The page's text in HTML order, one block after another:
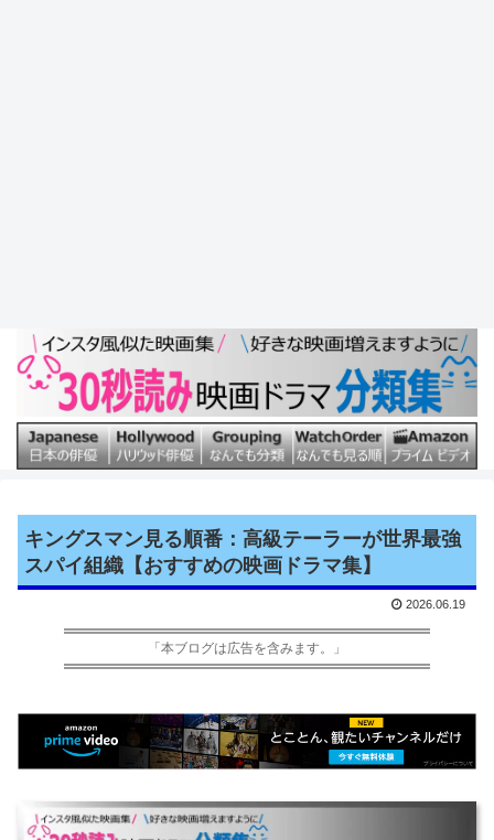
キングスマン見る順番：高級テーラーが世界最強
スパイ組織【おすすめの映画ドラマ集】
2026.06.19
「本ブログは広告を含みます。」